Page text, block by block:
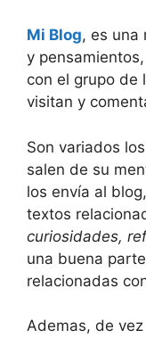
Mi Blog, es una
y
con el grupo de
visitan y
Son variados
salen de su
los envía al
textos
curiosidades,
una buena
relacionadas
Ademas, de